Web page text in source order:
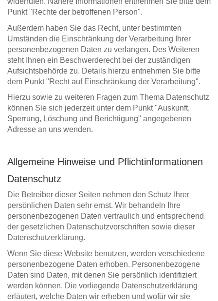
Punkt "Rechte der betroffenen Person".
Außerdem haben Sie das Recht, unter bestimmten
Umständen die Einschränkung der Verarbeitung Ihrer
personenbezogenen Daten zu verlangen. Des Weiteren
steht Ihnen ein Beschwerderecht bei der zuständigen
Aufsichtsbehörde zu. Details hierzu entnehmen Sie bitte
dem Punkt "Recht auf Einschränkung der Verarbeitung".
Hierzu sowie zu weiteren Fragen zum Thema Datenschutz
können Sie sich jederzeit unter dem Punkt "Auskunft,
Sperrung, Löschung und Berichtigung" angegebenen
Adresse an uns wenden.
Allgemeine Hinweise und Pflichtinformationen
Datenschutz
Die Betreiber dieser Seiten nehmen den Schutz Ihrer
persönlichen Daten sehr ernst. Wir behandeln Ihre
personenbezogenen Daten vertraulich und entsprechend
der gesetzlichen Datenschutzvorschriften sowie dieser
Datenschutzerklärung.
Wenn Sie diese Website benutzen, werden verschiedene
personenbezogene Daten erhoben. Personenbezogene
Daten sind Daten, mit denen Sie persönlich identifiziert
werden können. Die vorliegende Datenschutzerklärung
erläutert, welche Daten wir erheben und wofür wir sie